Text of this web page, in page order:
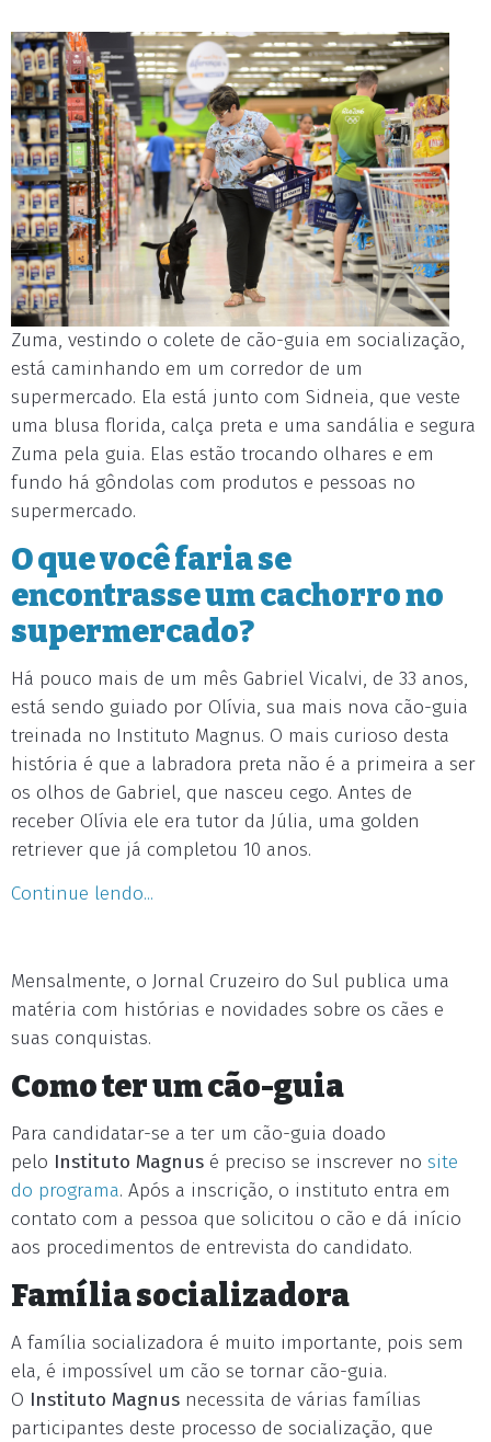
Zuma, vestindo o colete de cão-guia em socialização,
está caminhando em um corredor de um
supermercado. Ela está junto com Sidneia, que veste
uma blusa florida, calça preta e uma sandália e segura
Zuma pela guia. Elas estão trocando olhares e em
fundo há gôndolas com produtos e pessoas no
supermercado.
O que você faria se
encontrasse um cachorro no
supermercado?
Há pouco mais de um mês Gabriel Vicalvi, de 33 anos,
está sendo guiado por Olívia, sua mais nova cão-guia
treinada no Instituto Magnus. O mais curioso desta
história é que a labradora preta não é a primeira a ser
os olhos de Gabriel, que nasceu cego. Antes de
receber Olívia ele era tutor da Júlia, uma golden
retriever que já completou 10 anos.
Continue lendo...
Mensalmente, o Jornal Cruzeiro do Sul publica uma
matéria com histórias e novidades sobre os cães e
suas conquistas.
Como ter um cão-guia
Para candidatar-se a ter um cão-guia doado
pelo Instituto Magnus é preciso se inscrever no site
do programa. Após a inscrição, o instituto entra em
contato com a pessoa que solicitou o cão e dá início
aos procedimentos de entrevista do candidato.
Família socializadora
A família socializadora é muito importante, pois sem
ela, é impossível um cão se tornar cão-guia.
O Instituto Magnus necessita de várias famílias
participantes deste processo de socialização, que